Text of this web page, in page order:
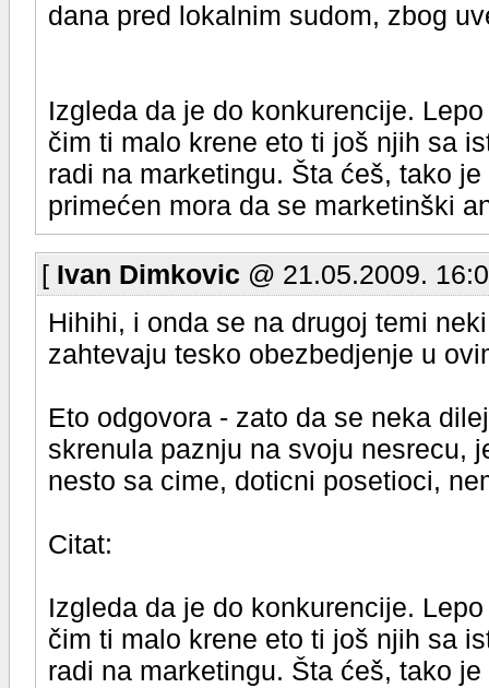
dana pred lokalnim sudom, zbog
Izgleda da je do konkurencije.
čim ti malo krene eto ti još njih sa
radi na marketingu. Šta ćeš, tako
primećen mora da se marketinški
[ Ivan Dimkovic @ 21.05.2009.
Hihihi, i onda se na drugoj temi
zahtevaju tesko obezbedjenje u
Eto odgovora - zato da se neka
skrenula paznju na svoju nesrecu,
nesto sa cime, doticni posetioci,
Citat:
Izgleda da je do konkurencije.
čim ti malo krene eto ti još njih sa
radi na marketingu. Šta ćeš, tako